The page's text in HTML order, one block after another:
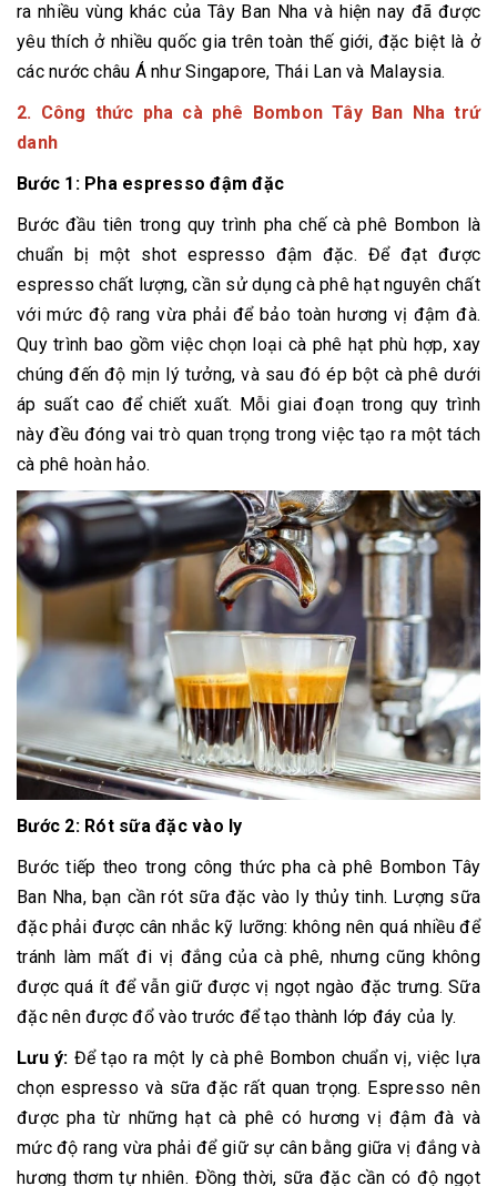
ra nhiều vùng khác của Tây Ban Nha và hiện nay đã được
yêu thích ở nhiều quốc gia trên toàn thế giới, đặc biệt là ở
các nước châu Á như Singapore, Thái Lan và Malaysia.
2. Công thức pha cà phê Bombon Tây Ban Nha trứ
danh
Bước 1: Pha espresso đậm đặc
Bước đầu tiên trong quy trình pha chế cà phê Bombon là
chuẩn bị một shot espresso đậm đặc. Để đạt được
espresso chất lượng, cần sử dụng cà phê hạt nguyên chất
với mức độ rang vừa phải để bảo toàn hương vị đậm đà.
Quy trình bao gồm việc chọn loại cà phê hạt phù hợp, xay
chúng đến độ mịn lý tưởng, và sau đó ép bột cà phê dưới
áp suất cao để chiết xuất. Mỗi giai đoạn trong quy trình
này đều đóng vai trò quan trọng trong việc tạo ra một tách
cà phê hoàn hảo.
Bước 2: Rót sữa đặc vào ly
Bước tiếp theo trong công thức pha cà phê Bombon Tây
Ban Nha, bạn cần rót sữa đặc vào ly thủy tinh. Lượng sữa
đặc phải được cân nhắc kỹ lưỡng: không nên quá nhiều để
tránh làm mất đi vị đắng của cà phê, nhưng cũng không
được quá ít để vẫn giữ được vị ngọt ngào đặc trưng. Sữa
đặc nên được đổ vào trước để tạo thành lớp đáy của ly.
Lưu ý: Để tạo ra một ly cà phê Bombon chuẩn vị, việc lựa
chọn espresso và sữa đặc rất quan trọng. Espresso nên
được pha từ những hạt cà phê có hương vị đậm đà và
mức độ rang vừa phải để giữ sự cân bằng giữa vị đắng và
hương thơm tự nhiên. Đồng thời, sữa đặc cần có độ ngọt